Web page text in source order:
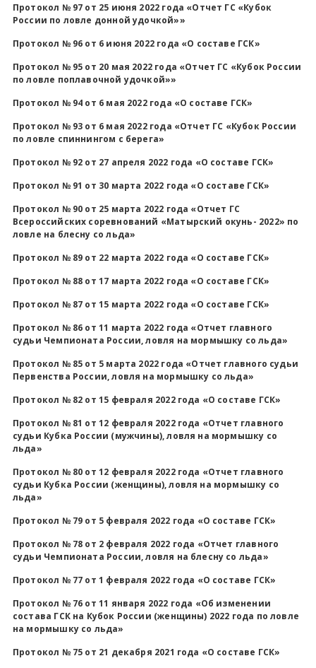
Протокол № 97 от 25 июня 2022 года «Отчет ГС «Кубок
России по ловле донной удочкой»»
Протокол № 96 от 6 июня 2022 года «О составе ГСК»
Протокол № 95 от 20 мая 2022 года «Отчет ГС «Кубок России
по ловле поплавочной удочкой»»
Протокол № 94 от 6 мая 2022 года «О составе ГСК»
Протокол № 93 от 6 мая 2022 года «Отчет ГС «Кубок России
по ловле спиннингом с берега»
Протокол № 92 от 27 апреля 2022 года «О составе ГСК»
Протокол № 91 от 30 марта 2022 года «О составе ГСК»
Протокол № 90 от 25 марта 2022 года «Отчет ГС
Всероссийских соревнований «Матырский окунь- 2022» по
ловле на блесну со льда»
Протокол № 89 от 22 марта 2022 года «О составе ГСК»
Протокол № 88 от 17 марта 2022 года «О составе ГСК»
Протокол № 87 от 15 марта 2022 года «О составе ГСК»
Протокол № 86 от 11 марта 2022 года «Отчет главного
судьи Чемпионата России, ловля на мормышку со льда»
Протокол № 85 от 5 марта 2022 года «Отчет главного судьи
Первенства России, ловля на мормышку со льда»
Протокол № 82 от 15 февраля 2022 года «О составе ГСК»
Протокол № 81 от 12 февраля 2022 года «Отчет главного
судьи Кубка России (мужчины), ловля на мормышку со
льда»
Протокол № 80 от 12 февраля 2022 года «Отчет главного
судьи Кубка России (женщины), ловля на мормышку со
льда»
Протокол № 79 от 5 февраля 2022 года «О составе ГСК»
Протокол № 78 от 2 февраля 2022 года «Отчет главного
судьи Чемпионата России, ловля на блесну со льда»
Протокол № 77 от 1 февраля 2022 года «О составе ГСК»
Протокол № 76 от 11 января 2022 года «Об изменении
состава ГСК на Кубок России (женщины) 2022 года по ловле
на мормышку со льда»
Протокол № 75 от 21 декабря 2021 года «О составе ГСК»